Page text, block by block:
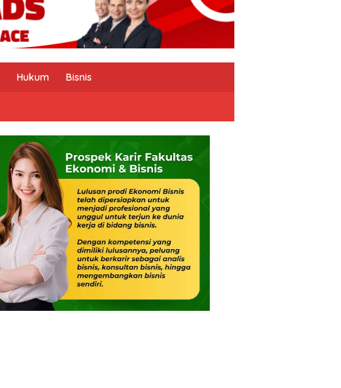
Hukum Bisnis